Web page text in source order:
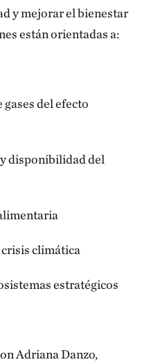
y mejorar el bienestar
están orientadas a:
del efecto
disponibilidad del
climática
estratégicos
Adriana Danzo,